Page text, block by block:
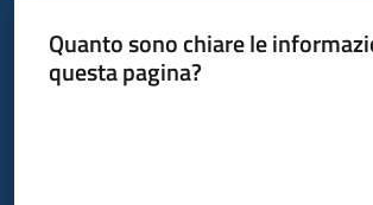
Servizi
Quanto sono chiare le
questa pagina?